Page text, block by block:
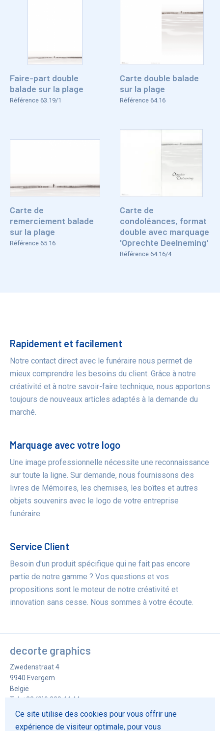
Faire-part double
balade sur la plage
Référence 63.19/1
Carte double balade
sur la plage
Référence 64.16
Carte de
remerciement balade
sur la plage
Référence 65.16
Carte de
condoléances, format
double avec marquage
'Oprechte Deelneming'
Référence 64.16/4
Bénéfices
Rapidement et facilement
Notre contact direct avec le funéraire nous permet de
mieux comprendre les besoins du client. Grâce à notre
créativité et à notre savoir-faire technique, nous apportons
toujours de nouveaux articles adaptés à la demande du
marché.
Marquage avec votre logo
Une image professionnelle nécessite une reconnaissance
sur toute la ligne. Sur demande, nous fournissons des
livres de Mémoires, les chemises, les boîtes et autres
objets souvenirs avec le logo de votre entreprise
funéraire.
Service Client
Besoin d'un produit spécifique qui ne fait pas encore
partie de notre gamme ? Vos questions et vos
propositions sont le moteur de notre créativité et
innovation sans cesse. Nous sommes à votre écoute.
decorte graphics
Zwedenstraat 4
9940 Evergem
België
Tel.
+32 (0)9 228 44 44
Fax
+32 (0)9 228 73 32
Ce site utilise des cookies pour vous offrir une
expérience de visiteur optimale, pour vous